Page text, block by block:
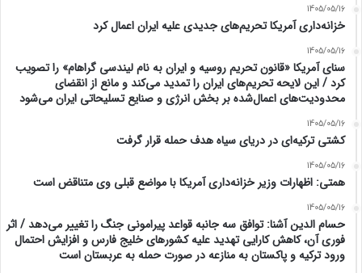
1405/05/16
خزانه‌داری آمریکا تحریم‌های جدیدی علیه ایران اعمال کرد
1405/05/16
سنای آمریکا «قانون تحریم روسیه و ایران به نام لیندسی گراهام» را تصویب
کرد / این لایحه تحریم‌های ایران را تمدید می‌کند و مانع از انقضای
محدودیت‌های اعمال‌شده بر بخش انرژی و صنایع تسلیحاتی ایران می‌شود
1405/05/16
کشتی ترکیه‌ای در دریای سیاه هدف حمله قرار گرفت
1405/05/16
همتی: اظهارات وزیر خزانه‌داری آمریکا با مواضع قبلی وی متناقض است
1405/05/16
حسام الدین آشنا: توافق سه جانبه قواعد پیرامونی جنگ را تغییر می‌دهد / اثر
فوری آن، کاهش کارایی تهدید علیه کشور‌های خلیج فارس و افزایش احتمال
ورود ترکیه و پاکستان به منازعه در صورت حمله به عربستان است